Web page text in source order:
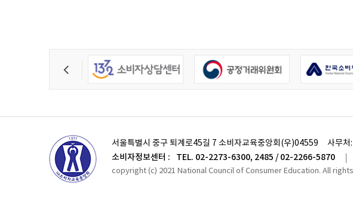
서울특별시 중구 퇴계로45길 7 소비자교육중앙회(우)04559 사무처:
소비자정보센터 :
TEL. 02-2273-6300, 2485 / 02-2266-5870
copyright (c) 2021 National Council of Consumer Education. All